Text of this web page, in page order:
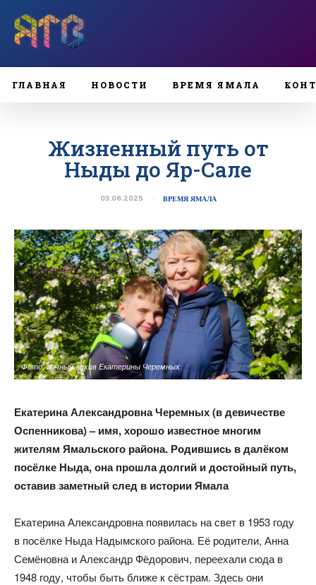
ГЛАВНАЯ НОВОСТИ ВРЕМЯ ЯМАЛА
Жизненный путь от
Ныды до Яр-Сале
03.06.2025 ВРЕМЯ ЯМАЛА
Фото: личный архив Екатерины Черемных
Екатерина Александровна Черемных (в девичестве
Оспенникова) – имя, хорошо известное многим
жителям Ямальского района. Родившись вдалёком
посёлке Ныда, она прошла долгий и достойный путь,
оставивзаметный след в истории Ямала
Екатерина Александровна появилась на свет в 1953 году
в посёлке Ныда Надымского района. Её родители, Анна
Семёновна и Александр Фёдорович, переехали сюда в
1948 году, чтобы быть ближе к сёстрам. Здесь они